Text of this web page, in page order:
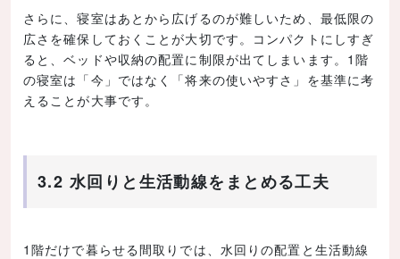
さらに、寝室はあとから広げるのが難しいため、最低限の
広さを確保しておくことが大切です。コンパクトにしすぎ
ると、ベッドや収納の配置に制限が出てしまいます。1階
の寝室は「今」ではなく「将来の使いやすさ」を基準に考
えることが大事です。
3.2 水回りと生活動線をまとめる工夫
1階だけで暮らせる間取りでは、水回りの配置と生活動線